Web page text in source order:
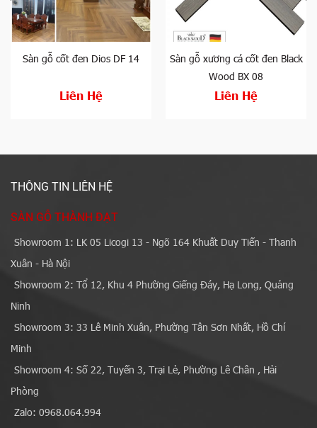
Sàn gỗ cốt đen Dios DF 14
Liên Hệ
Sàn gỗ xương cá cốt đen Black
Wood BX 08
Liên Hệ
THÔNG TIN LIÊN HỆ
SÀN GỖ THÀNH ĐẠT
Showroom 1: LK 05 Licogi 13 - Ngõ 164 Khuất Duy Tiến - Thanh
Xuân - Hà Nội
Showroom 2: Tổ 12, Khu 4 Phường Giếng Đáy, Hạ Long, Quảng
Ninh
Showroom 3: 33 Lê Minh Xuân, Phường Tân Sơn Nhất, Hồ Chí
Minh
Showroom 4: Số 22, Tuyến 3, Trại Lẻ, Phường Lê Chân , Hải
Phòng
Zalo: 0968.064.994